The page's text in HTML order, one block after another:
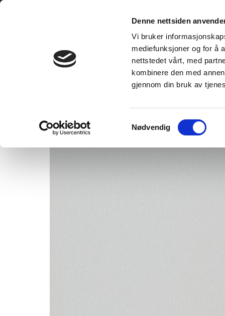
Denne nettsiden
Vi bruker
mediefunksjoner og for å
nettstedet vårt, med
kombinere den med
gjennom din bruk av
Samtykkevalg
Nødvendig
Skip